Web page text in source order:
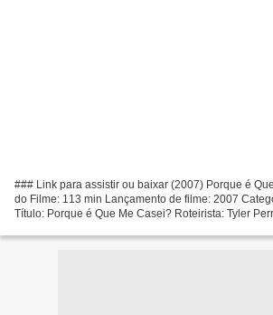
### Link para assistir ou baixar (2007) Porque é
do Filme: 113 min Lançamento de filme: 2007
Título: Porque é Que Me Casei? Roteirista: Tyler